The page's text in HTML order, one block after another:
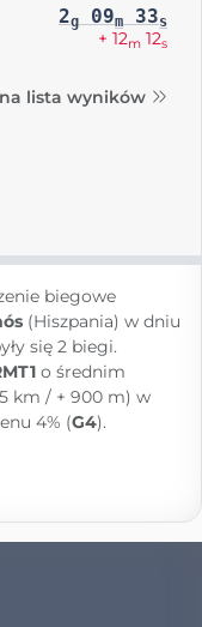
2g 09m 33s
+ 12m 12s
lista wyników
biegowe
(Hiszpania) w dniu
się 2 biegi.
o średnim
km / + 900 m) w
4% (G4).